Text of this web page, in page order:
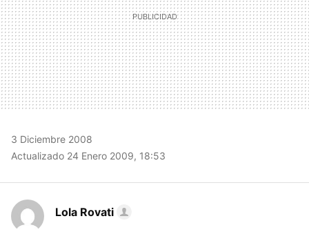
3 Diciembre 2008
Actualizado 24 Enero 2009, 18:53
Lola Rovati